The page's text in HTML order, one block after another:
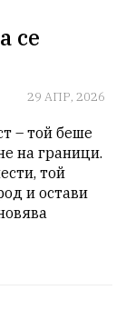
се
29 АПР, 2026
– той беше
на граници.
той
и остави